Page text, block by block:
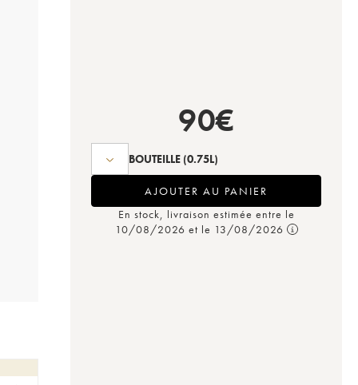
90€
BOUTEILLE (0.75L)
AJOUTER AU PANIER
En stock, livraison estimée entre le
10/08/2026 et le 13/08/2026